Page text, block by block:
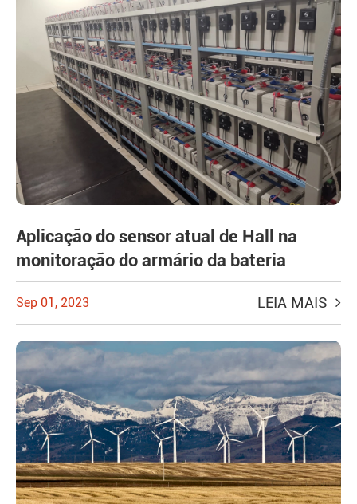
Aplicação do sensor atual de Hall na
monitoração do armário da bateria
Sep 01, 2023 LEIA MAIS